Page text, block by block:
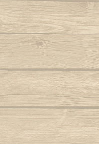
Aqui na
Armas brancas
Autor : Macaco
Aruandê (zumbi
Bahia de
Autor : Mestre Mão
Balança o